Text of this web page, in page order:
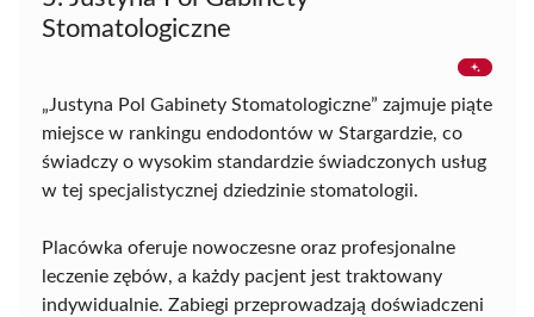
Stomatologiczne
„Justyna Pol Gabinety Stomatologiczne” zajmuje piąte
miejsce w rankingu endodontów w Stargardzie, co
świadczy o wysokim standardzie świadczonych usług
w tej specjalistycznej dziedzinie stomatologii.
Placówka oferuje nowoczesne oraz profesjonalne
leczenie zębów, a każdy pacjent jest traktowany
indywidualnie. Zabiegi przeprowadzają doświadczeni